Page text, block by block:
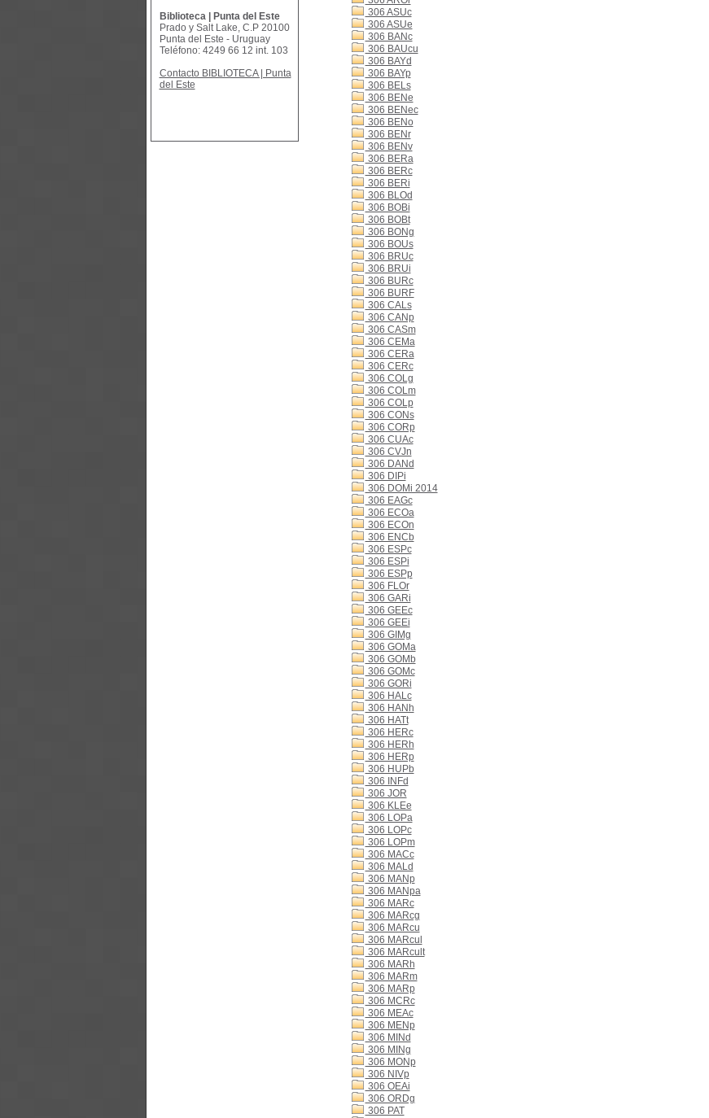
306 ASUc
306 ASUe
306 BANc
306 BAUcu
306 BAYd
306 BAYp
306 BELs
306 BENe
306 BENec
306 BENo
306 BENr
306 BENv
306 BERa
306 BERc
306 BERi
306 BLOd
306 BOBi
306 BOBt
306 BONg
306 BOUs
306 BRUc
306 BRUi
306 BURc
306 BURF
306 CALs
306 CANp
306 CASm
306 CEMa
306 CERa
306 CERc
306 COLg
306 COLm
306 COLp
306 CONs
306 CORp
306 CUAc
306 CVJn
306 DANd
306 DIPi
306 DOMi 2014
306 EAGc
306 ECOa
306 ECOn
306 ENCb
306 ESPc
306 ESPi
306 ESPp
306 FLOr
306 GARi
306 GEEc
306 GEEi
306 GIMg
306 GOMa
306 GOMb
306 GOMc
306 GORi
306 HALc
306 HANh
306 HATt
306 HERc
306 HERh
306 HERp
306 HUPb
306 INFd
306 JOR
306 KLEe
306 LOPa
306 LOPc
306 LOPm
306 MACc
306 MALd
306 MANp
306 MANpa
306 MARc
306 MARcg
306 MARcu
306 MARcul
306 MARcult
306 MARh
306 MARm
306 MARp
306 MCRc
306 MEAc
306 MENp
306 MINd
306 MINg
306 MONp
306 NIVp
306 OEAi
306 ORDg
306 PAT
Biblioteca | Punta del Este
Prado y Salt Lake, C.P 20100
Punta del Este - Uruguay
Teléfono: 4249 66 12 int. 103
Contacto BIBLIOTECA | Punta
del Este